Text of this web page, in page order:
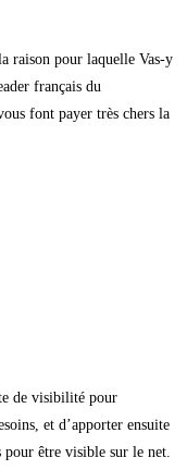
raison pour laquelle Vas-y
français du
font payer très chers la
de visibilité pour
et d’apporter ensuite
pour être visible sur le net.